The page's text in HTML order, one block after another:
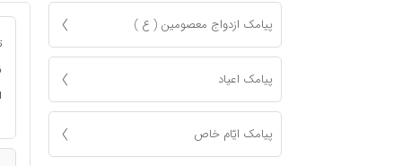
پیامک ازدواج معصومين ( ع )
پیامک اعياد
پیامک ايّام خاص